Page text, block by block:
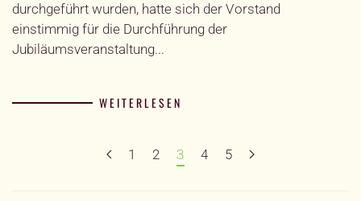
durchgeführt wurden, hatte sich der Vorstand
einstimmig für die Durchführung der
Jubiläumsveranstaltung...
WEITERLESEN
1 2 3 4 5